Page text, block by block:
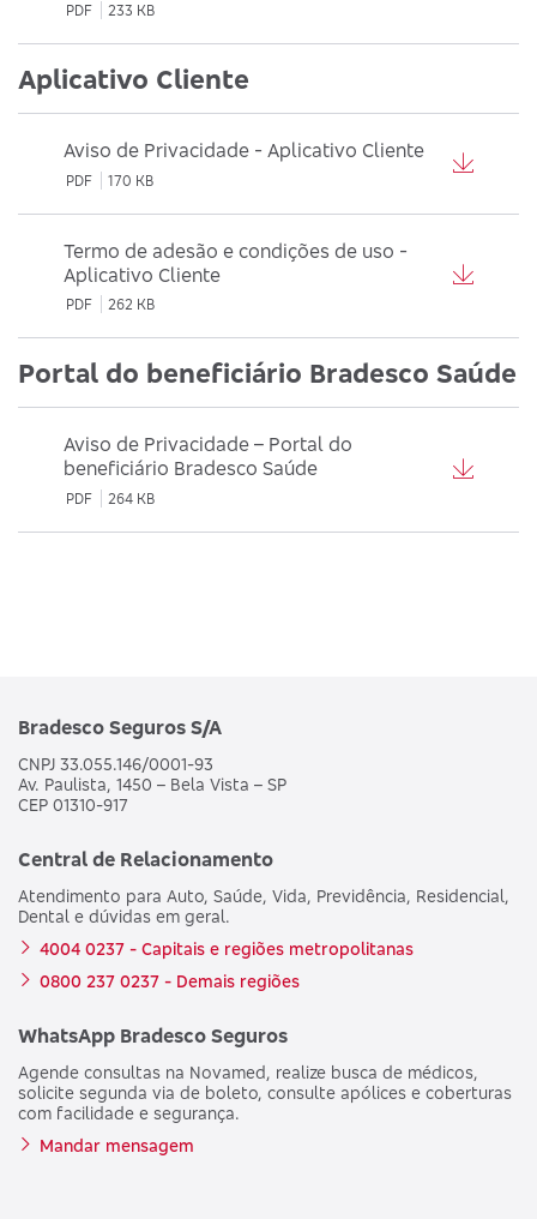
PDF 233 KB
Aplicativo Cliente
Aviso de Privacidade - Aplicativo Cliente
PDF 170 KB
Termo de adesão e condições de uso -
Aplicativo Cliente
PDF 262 KB
Portal do beneficiário Bradesco Saúde
Aviso de Privacidade – Portal do
beneficiário Bradesco Saúde
PDF 264 KB
Bradesco Seguros S/A
CNPJ 33.055.146/0001-93
Av. Paulista, 1450 – Bela Vista – SP
CEP 01310-917
Central de Relacionamento
Atendimento para Auto, Saúde, Vida, Previdência, Residencial,
Dental e dúvidas em geral.
4004 0237 - Capitais e regiões metropolitanas
0800 237 0237 - Demais regiões
WhatsApp Bradesco Seguros
Agende consultas na Novamed, realize busca de médicos,
solicite segunda via de boleto, consulte apólices e coberturas
com facilidade e segurança.
Mandar mensagem